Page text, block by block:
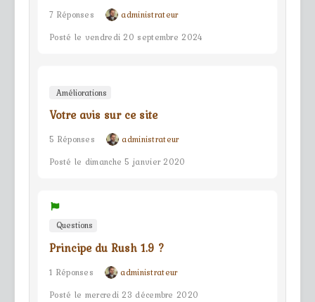
7 Réponses
administrateur
Posté le vendredi 20 septembre 2024
Améliorations
Votre avis sur ce site
5 Réponses
administrateur
Posté le dimanche 5 janvier 2020
Questions
Principe du Rush 1.9 ?
1 Réponses
administrateur
Posté le mercredi 23 décembre 2020